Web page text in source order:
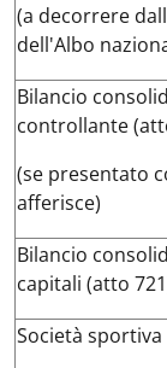
(a decorrere
dell'Albo
Bilancio
controllante
(se presentato
afferisce)
Bilancio
capitali (atto
Società